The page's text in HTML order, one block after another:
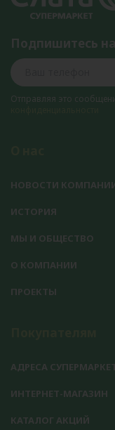
Подпишитесь
Отправляя это
НОВОСТИ
ИСТОРИЯ
МЫ И ОБЩЕСТВО
О КОМПАНИИ
ПРОЕКТЫ
АДРЕСА
ИНТЕРНЕТ-МАГАЗИН
КАТАЛОГ АКЦИЙ